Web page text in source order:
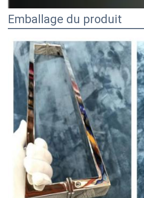
Emballage du produit